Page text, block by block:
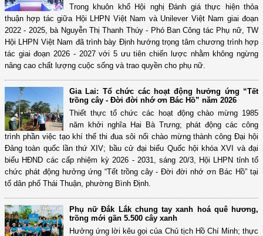
Trong khuôn khổ Hội nghị Đánh giá thực hiện thỏa
thuận hợp tác giữa Hội LHPN Việt Nam và Unilever Việt Nam giai đoạn
2022 - 2025, bà Nguyễn Thị Thanh Thúy - Phó Ban Công tác Phụ nữ, TW
Hội LHPN Việt Nam đã trình bày Định hướng trọng tâm chương trình hợp
tác giai đoạn 2026 - 2027 với 5 ưu tiên chiến lược nhằm không ngừng
nâng cao chất lượng cuộc sống và trao quyền cho phụ nữ.
Gia Lai: Tổ chức các hoạt động hưởng ứng “Tết
trồng cây - Đời đời nhớ ơn Bác Hồ” năm 2026
Thiết thực tổ chức các hoạt động chào mừng 1985
năm khởi nghĩa Hai Bà Trưng; phát động các công
trình phần việc tạo khí thế thi đua sôi nổi chào mừng thành công Đại hội
Đảng toàn quốc lần thứ XIV; bầu cử đại biểu Quốc hội khóa XVI và đại
biểu HĐND các cấp nhiệm kỳ 2026 - 2031, sáng 20/3, Hội LHPN tỉnh tổ
chức phát động hưởng ứng “Tết trồng cây - Đời đời nhớ ơn Bác Hồ” tại
tổ dân phố Thái Thuận, phường Bình Định.
Phụ nữ Đắk Lắk chung tay xanh hoá quê hương,
trồng mới gần 5.500 cây xanh
Hưởng ứng lời kêu gọi của Chủ tịch Hồ Chí Minh; thực